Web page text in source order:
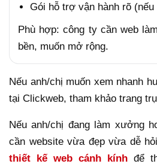
Gói hỗ trợ vận hành rõ (nếu
Phù hợp: công ty cần web
bền, muốn mở rộng.
Nếu anh/chị muốn xem nhanh
tại Clickweb, tham khảo trang
Nếu anh/chị đang làm xưởng
cần website vừa đẹp vừa dễ
thiết kế web cánh kính để